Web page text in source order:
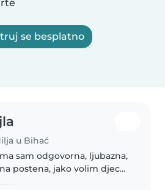
se besplatno
u Bihać
sam odgovorna, ljubazna,
postena, jako volim djecu i